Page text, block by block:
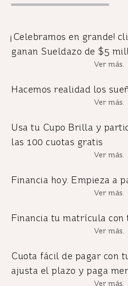
¡Celebramos en grande!
ganan Sueldazo de $5
Ver más.
Hacemos realidad los
Ver más.
Usa tu Cupo Brilla y
las 100 cuotas gratis
Ver más.
Financia hoy. Empieza a
Ver más.
Financia tu matrícula
Ver más.
Cuota fácil de pagar con
ajusta el plazo y paga
Ver más.